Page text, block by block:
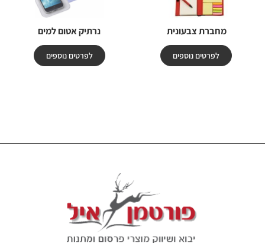
מחברת צבעונית
לפרטים נוספים
נרתיק אטום למים
לפרטים נוספים